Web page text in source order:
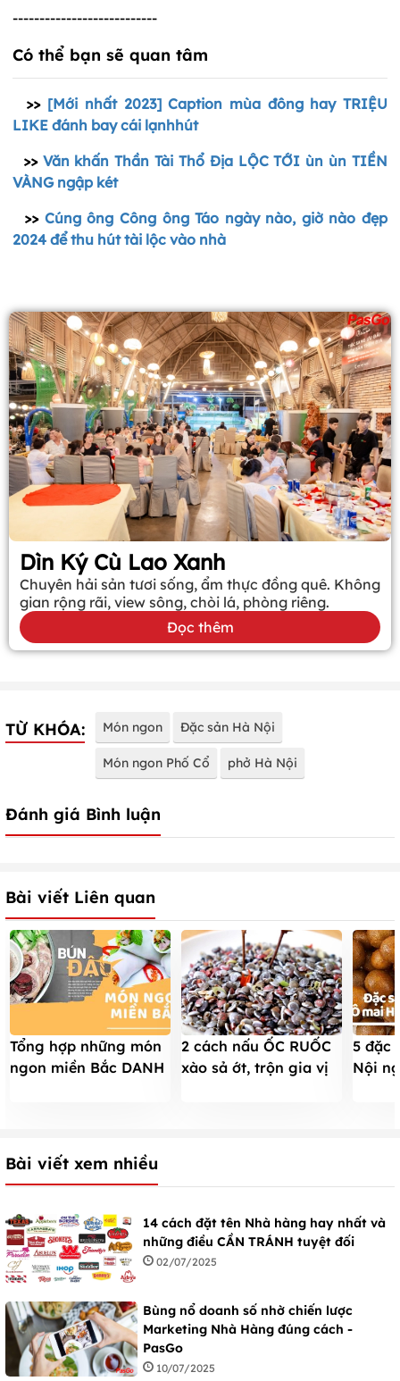
---------------------------
Có thể bạn sẽ quan tâm
>> [Mới nhất 2023] Caption mùa đông hay TRIỆU
LIKE đánh bay cái lạnhhút
>> Văn khấn Thần Tài Thổ Địa LỘC TỚI ùn ùn TIỀN
VÀNG ngập két
>> Cúng ông Công ông Táo ngày nào, giờ nào đẹp
2024 để thu hút tài lộc vào nhà
Dìn Ký Cù Lao Xanh
Chuyên hải sản tươi sống, ẩm thực đồng quê. Không
gian rộng rãi, view sông, chòi lá, phòng riêng.
Đọc thêm
TỪ KHÓA: Món ngon Đặc sản Hà Nội
Món ngon Phố Cổ phở Hà Nội
Đánh giá Bình luận
Bài viết Liên quan
Tổng hợp những món
ngon miền Bắc DANH
2 cách nấu ỐC RUỐC
xào sả ớt, trộn gia vị
5 đặc
Nội
Bài viết xem nhiều
14 cách đặt tên Nhà hàng hay nhất và
những điều CẦN TRÁNH tuyệt đối
02/07/2025
Bùng nổ doanh số nhờ chiến lược
Marketing Nhà Hàng đúng cách -
PasGo
10/07/2025